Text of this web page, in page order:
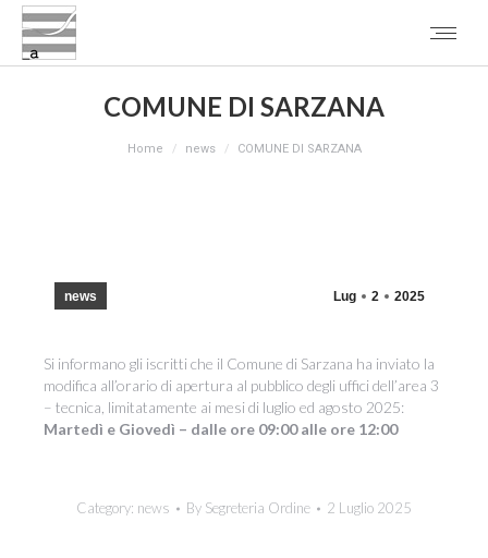
COMUNE DI SARZANA
Home news COMUNE DI SARZANA
Lug 2 2025
news
Si informano gli iscritti che il Comune di Sarzana ha inviato la
modifica all’orario di apertura al pubblico degli uffici dell’area 3
– tecnica, limitatamente ai mesi di luglio ed agosto 2025:
Martedì e Giovedì – dalle ore 09:00 alle ore 12:00
Category: news By Segreteria Ordine 2 Luglio 2025